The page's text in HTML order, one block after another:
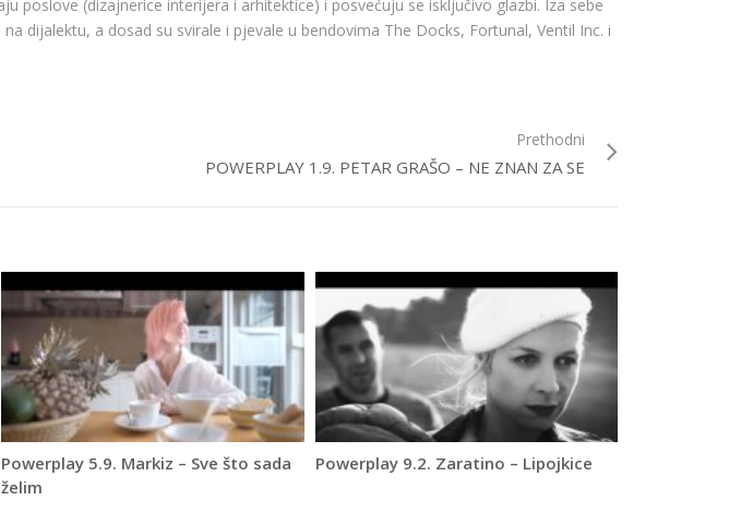
poslove (dizajnerice interijera i arhitektice) i posvećuju se isključivo glazbi. Iza sebe
dijalektu, a dosad su svirale i pjevale u bendovima The Docks, Fortunal, Ventil Inc. i
Prethodni
POWERPLAY 1.9. PETAR GRAŠO – NE ZNAN ZA SE
Powerplay 5.9. Markiz – Sve što sada
želim
Powerplay 9.2. Zaratino – Lipojkice